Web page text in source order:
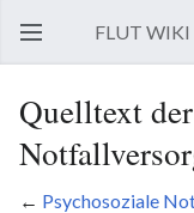
Hauptmenü öffnen
FLUT WIKI
Quelltext
← Psychosoziale